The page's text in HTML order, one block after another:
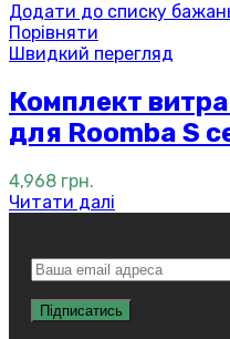
Додати до списку
Порівняти
Швидкий перегляд
Комплект
для Roomba S
4,968 грн.
Читати далі